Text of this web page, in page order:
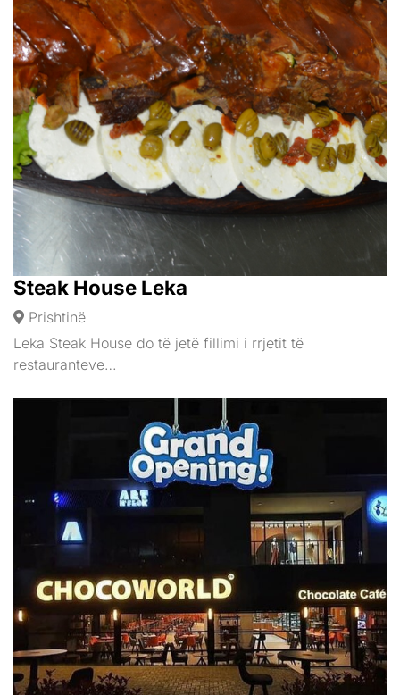
Steak House Leka
Prishtinë
Leka Steak House do të jetë fillimi i rrjetit të
restauranteve…